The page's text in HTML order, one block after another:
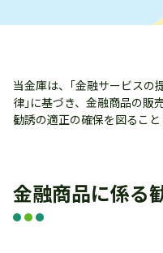
当金庫は、｢金融サービスの
律｣に基づき、金融商品の販
勧誘の適正の確保を図ること
金融商品に係る